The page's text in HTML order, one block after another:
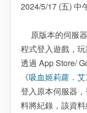
2024/5/17 (五) 中
原版本的伺服
程式登入遊戲，
透過 App Store/
《吸血姬莉蘿．艾
登入原本伺服器
料將紀錄，該資